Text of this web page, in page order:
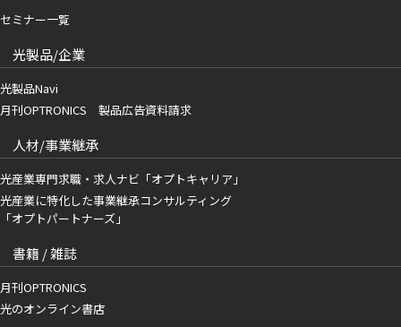
セミナー一覧
光製品/企業
光製品Navi
月刊OPTRONICS 製品広告資料請求
人材/事業継承
光産業専門求職・求人ナビ「オプトキャリア」
光産業に特化した事業継承コンサルティング
「オプトパートナーズ」
書籍 / 雑誌
月刊OPTRONICS
光のオンライン書店